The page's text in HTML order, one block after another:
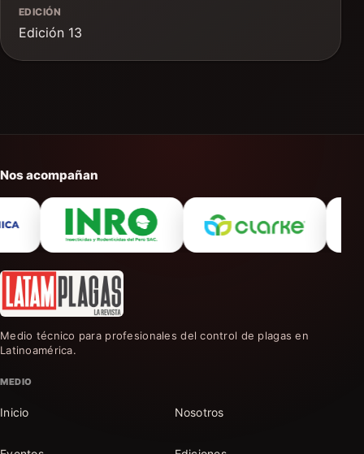
EDICIÓN
Edición 13
Nos acompañan
Medio técnico para profesionales del control de plagas en
Latinoamérica.
MEDIO
Inicio Nosotros